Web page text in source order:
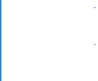
．
．